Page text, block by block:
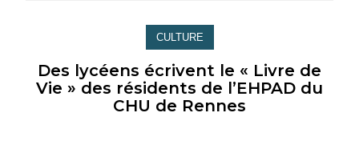
CULTURE
Des lycéens écrivent le « Livre de
Vie » des résidents de l’EHPAD du
CHU de Rennes